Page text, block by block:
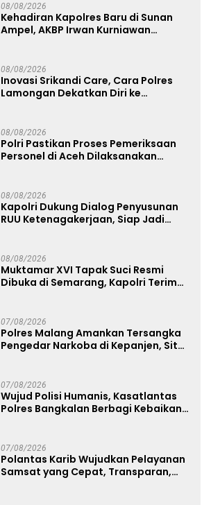
08/08/2026
Kehadiran Kapolres Baru di Sunan
Ampel, AKBP Irwan Kurniawan
08/08/2026
Inovasi Srikandi Care, Cara Polres
Lamongan Dekatkan Diri ke
08/08/2026
Polri Pastikan Proses Pemeriksaan
Personel di Aceh Dilaksanakan
08/08/2026
Kapolri Dukung Dialog Penyusunan
RUU Ketenagakerjaan, Siap Jadi
08/08/2026
Muktamar XVI Tapak Suci Resmi
Dibuka di Semarang, Kapolri Terima
07/08/2026
Polres Malang Amankan Tersangka
Pengedar Narkoba di Kepanjen, Sita
07/08/2026
Wujud Polisi Humanis, Kasatlantas
Polres Bangkalan Berbagi Kebaikan
07/08/2026
Polantas Karib Wujudkan Pelayanan
Samsat yang Cepat, Transparan,